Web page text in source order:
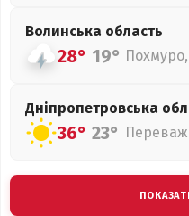
Волинська область
28° 19°
Дніпропетровська
36° 23°